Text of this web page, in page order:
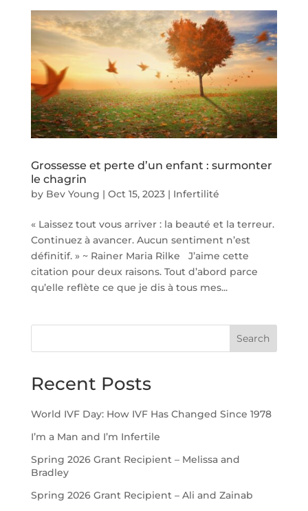
Grossesse et perte d’un enfant : surmonter
le chagrin
by Bev Young | Oct 15, 2023| Infertilité
« Laissez tout vous arriver : la beauté et la terreur.
Continuez à avancer. Aucun sentiment n’est
définitif. » ~ Rainer Maria Rilke J’aime cette
citation pour deux raisons. Tout d’abord parce
qu’elle reflète ce que je dis à tous mes...
Search
Recent Posts
World IVF Day: How IVF Has Changed Since 1978
I’m a Man and I’m Infertile
Spring 2026 Grant Recipient – Melissa and
Bradley
Spring 2026 Grant Recipient – Ali and Zainab